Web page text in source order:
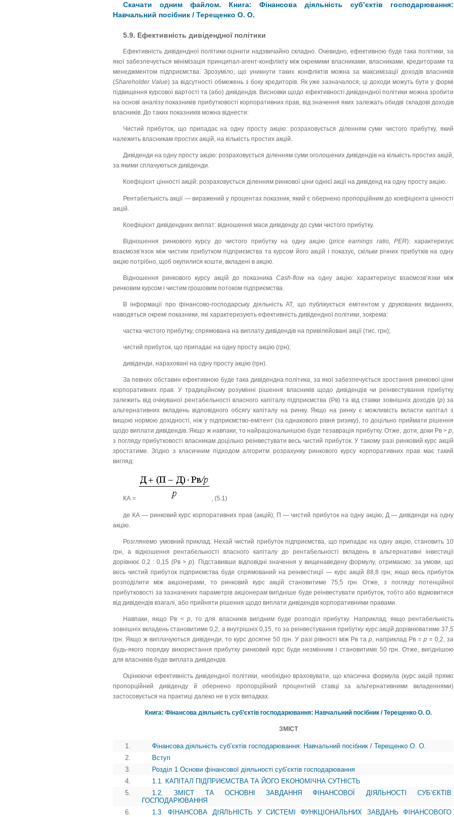
Скачати одним файлом. Книга: Фінансова діяльність суб’єктів господарювання:
Навчальний посібник / Терещенко О. О.
5.9. Ефективність дивідендної політики
Ефективність дивідендної політики оцінити надзвичайно складно. Очевидно, ефективною буде така політики, за
якої забезпечується мінімізація принципал-агент-конфлікту між окремими власниками, власниками, кредиторами та
менеджментом підприємства. Зрозуміло, що уникнути таких конфліктів можна за максимізації доходів власників
(Shareholder Value) за відсутності обмежень з боку кредиторів. Як уже зазначалося, ці доходи можуть бути у формі
підвищення курсової вартості та (або) дивідендів. Висновки щодо ефективності дивідендної політики можна зробити
на основі аналізу показників прибутковості корпоративних прав, від значення яких залежать обидві складові доходів
власників. До таких показників можна віднести:
Чистий прибуток, що припадає на одну просту акцію: розраховується діленням суми чистого прибутку, який
належить власникам простих акцій, на кількість простих акцій.
Дивіденди на одну просту акцію: розраховується діленням суми оголошених дивідендів на кількість простих акцій,
за якими сплачуються дивіденди.
Коефіцієнт цінності акцій: розраховується діленням ринкової ціни однієї акції на дивіденд на одну просту акцію.
Рентабельність акції — виражений у процентах показник, який є обернено пропорційним до коефіцієнта цінності
акцій.
Коефіцієнт дивідендних виплат: відношення маси дивіденду до суми чистого прибутку.
Відношення ринкового курсу до чистого прибутку на одну акцію (price earnings ratio, PER): характеризує
взаємозв’язок між чистим прибутком підприємства та курсом його акцій і показує, скільки річних прибутків на одну
акцію потрібно, щоб окупилися кошти, вкладені в акцію.
Відношення ринкового курсу акцій до показника Cash-flow на одну акцію: характеризує взаємозв’язки між
ринковим курсом і чистим грошовим потоком підприємства.
В інформації про фінансово-господарську діяльність АТ, що публікується емітентом у друкованих виданнях,
наводяться окремі показники, які характеризують ефективність дивідендної політики, зокрема:
частка чистого прибутку, спрямована на виплату дивідендів на привілейовані акції (тис. грн);
чистий прибуток, що припадає на одну просту акцію (грн);
дивіденди, нараховані на одну просту акцію (грн).
За певних обставин ефективною буде така дивідендна політика, за якої забезпечується зростання ринкової ціни
корпоративних прав. У традиційному розумінні рішення власників щодо дивідендів чи реінвестування прибутку
залежить від очікуваної рентабельності власного капіталу підприємства (Рв) та від ставки зовнішніх доходів (p) за
альтернативних вкладень відповідного обсягу капіталу на ринку. Якщо на ринку є можливість вкласти капітал з
вищою нормою дохідності, ніж у підприємство-емітент (за однакового рівня ризику), то доцільно приймати рішення
щодо виплати дивідендів. Якщо ж навпаки, то найраціональнішою буде тезаврація прибутку. Отже, доти, доки Рв > p,
з погляду прибутковості власникам доцільно реінвестувати весь чистий прибуток. У такому разі ринковий курс акцій
зростатиме. Згідно з класичним підходом алгоритм розрахунку ринкового курсу корпоративних прав має такий
вигляд:
КА = , (5.1)
де КА — ринковий курс корпоративних прав (акцій); П — чистий прибуток на одну акцію; Д — дивіденди на одну
акцію.
Розглянемо умовний приклад. Нехай чистий прибуток підприємства, що припадає на одну акцію, становить 10
грн, а відношення рентабельності власного капіталу до рентабельності вкладень в альтернативні інвестиції
дорівнює 0,2 : 0,15 (Рв >p). Підставивши відповідні значення у вищенаведену формулу, отри­маємо: за умови, що
весь чистий прибуток підприємства буде спрямований на реінвестиції — курс акцій 88,8 грн; якщо весь прибуток
розподілити між акціонерами, то ринковий курс акцій становитиме 75,5 грн. Отже, з погляду потенційної
прибутковості за зазначених параметрів акціонерам вигідніше буде реінвестувати прибуток, тобто або відмовитися
від дивідендів взагалі, або прийняти рішення щодо виплати дивідендів корпоративними правами.
Навпаки, якщо Рв < p, то для власників вигідним буде розподіл прибутку. Наприклад, якщо рентабельність
зовнішніх вкладень становитиме 0,2, а внутрішніх 0,15, то за реінвестування прибутку курс акцій дорівнюватиме 37,5
грн. Якщо ж виплачуються дивіденди, то курс досягне 50 грн. У разі рівності між Рв таp , наприклад Рв =p = 0,2, за
будь-якого порядку використання прибутку ринковий курс буде незмінним і становитиме 50 грн. Отже, вигіднішою
для власників буде виплата дивідендів.
Оцінюючи ефективність дивідендної політики, необхідно враховувати, що класична формула (курс акцій прямо
пропорційний дивіденду й обернено пропорційний процентній ставці за альтернативними вкладеннями)
застосовується на практиці далеко не в усіх випадках.
Книга: Фінансова діяльність суб’єктів господарювання: Навчальний посібник / Терещенко О. О.
ЗМІСТ
1.
Фінансова діяльність суб’єктів господарювання: Навчальний посібник / Терещенко О. О.
2.
Вступ
3.
Розділ 1 Основи фінансової діяльності суб’єктів господарювання
4.
1.1. КАПІТАЛ ПІДПРИЄМСТВА ТА ЙОГО ЕКОНОМІЧНА СУТНІСТЬ
5.
1.2. ЗМІСТ ТА ОСНОВНІ ЗАВДАННЯ ФІНАНСОВОЇ ДІЯЛЬНОСТІ СУБ’ЄКТІВ
ГОСПОДАРЮВАННЯ
6.
1.3. ФІНАНСОВА ДІЯЛЬНІСТЬ У СИСТЕМІ ФУНКЦІОНАЛЬНИХ ЗАВДАНЬ ФІНАНСОВОГО